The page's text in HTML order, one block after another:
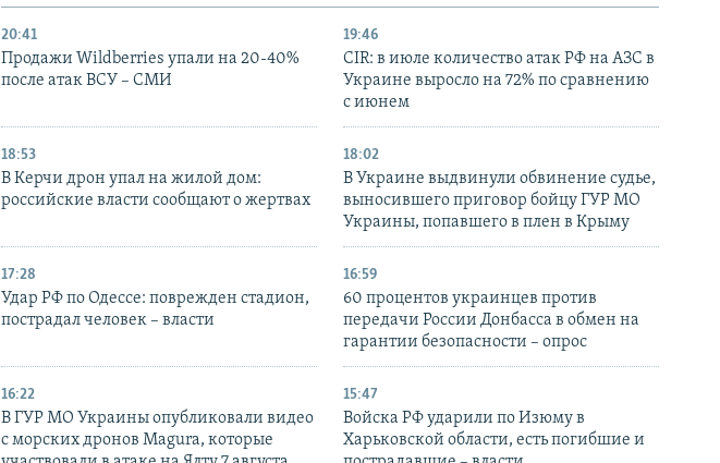
20:41
Продажи Wildberries упали на 20-40%
после атак ВСУ – СМИ
19:46
CIR: в июле количество атак РФ на АЗС в
Украине выросло на 72% по сравнению
с июнем
18:53
В Керчи дрон упал на жилой дом:
российские власти сообщают о жертвах
18:02
В Украине выдвинули обвинение судье,
выносившего приговор бойцу ГУР МО
Украины, попавшего в плен в Крыму
17:28
Удар РФ по Одессе: поврежден стадион,
пострадал человек – власти
16:59
60 процентов украинцев против
передачи России Донбасса в обмен на
гарантии безопасности – опрос
16:22
В ГУР МО Украины опубликовали видео
с морских дронов Magura, которые
15:47
Войска РФ ударили по Изюму в
Харьковской области, есть погибшие и